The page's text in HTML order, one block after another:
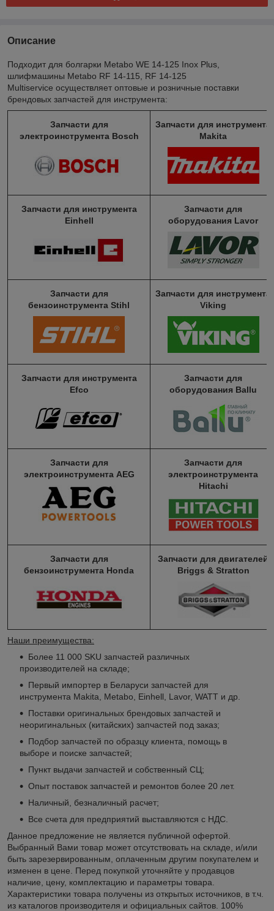
Описание
Подходит для болгарки Metabo WE 14-125 Inox Plus,
шлифмашины Metabo RF 14-115, RF 14-125
Multiservice осуществляет оптовые и розничные поставки
брендовых запчастей для инструмента:
Запчасти для
электроинструмента Bosch
Запчасти для инструмента
Makita
Запчасти для инструмента
Einhell
Запчасти для
оборудования Lavor
Запчасти для
бензоинструмента Stihl
Запчасти для инструмента
Viking
Запчасти для инструмента
Efco
Запчасти для
оборудования Ballu
Запчасти для
электроинструмента AEG
Запчасти для
электроинструмента
Hitachi
Запчасти для
бензоинструмента Honda
Запчасти для двигателей
Briggs & Stratton
Наши преимущества:
Более 11 000 SKU запчастей различных
производителей на складе;
Первый импортер в Беларуси запчастей для
инструмента Makita, Metabo, Einhell, Lavor, WATT и др.
Поставки оригинальных брендовых запчастей и
неоригинальных (китайских) запчастей под заказ;
Подбор запчастей по образцу клиента, помощь в
выборе и поиске запчастей;
Пункт выдачи запчастей и собственный СЦ;
Опыт поставок запчастей и ремонтов более 20 лет.
Наличный, безналичный расчет;
Все счета для предприятий выставляются с НДС.
Данное предложение не является публичной офертой.
Выбранный Вами товар может отсутствовать на складе, и/или
быть зарезервированным, оплаченным другим покупателем и
изменен в цене. Перед покупкой уточняйте у продавцов
наличие, цену, комплектацию и параметры товара.
Характеристики товара получены из открытых источников, в т.ч.
из каталогов производителя и официальных сайтов. 100%